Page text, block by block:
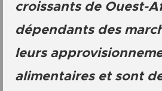
croissants de Ouest-
dépendants des
leurs
alimentaires et sont